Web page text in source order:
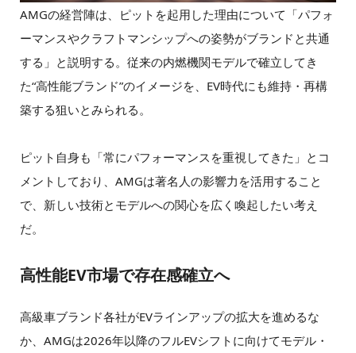
AMGの経営陣は、ピットを起用した理由について「パフォ
ーマンスやクラフトマンシップへの姿勢がブランドと共通
する」と説明する。従来の内燃機関モデルで確立してき
た“高性能ブランド”のイメージを、EV時代にも維持・再構
築する狙いとみられる。
ピット自身も「常にパフォーマンスを重視してきた」とコ
メントしており、AMGは著名人の影響力を活用すること
で、新しい技術とモデルへの関心を広く喚起したい考え
だ。
高性能EV市場で存在感確立へ
高級車ブランド各社がEVラインアップの拡大を進めるな
か、AMGは2026年以降のフルEVシフトに向けてモデル・